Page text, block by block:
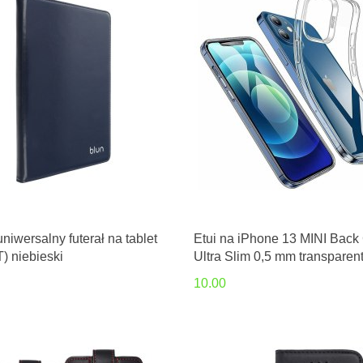
futerał na tablet
niebieski
Etui na iPhone 13 MINI Back
Ultra Slim 0,5 mm
10.00